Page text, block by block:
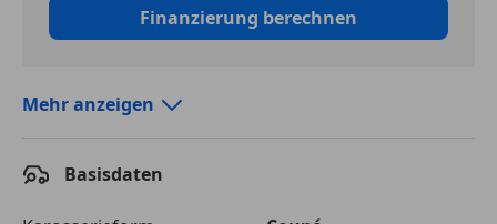
Finanzierung berechnen
Laufzeit
Mehr anzeigen
Basisdaten